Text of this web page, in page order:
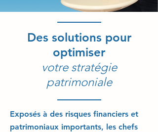
Des solutions pour
optimiser
votre stratégie
patrimoniale
Exposés à des risques financiers et
patrimoniaux importants, les chefs